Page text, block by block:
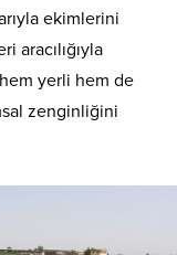
ekimlerini
aracılığıyla
yerli hem de
zenginliğini